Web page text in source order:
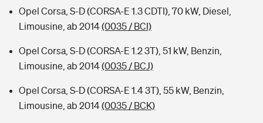
Opel Corsa, S-D (CORSA-E 1.3 CDTI), 70 kW, Diesel,
Limousine, ab 2014(0035 / BCI)
Opel Corsa, S-D (CORSA-E 1.2 3T), 51 kW, Benzin,
Limousine, ab 2014(0035 / BCJ)
Opel Corsa, S-D (CORSA-E 1.4 3T), 55 kW, Benzin,
Limousine, ab 2014(0035 / BCK)